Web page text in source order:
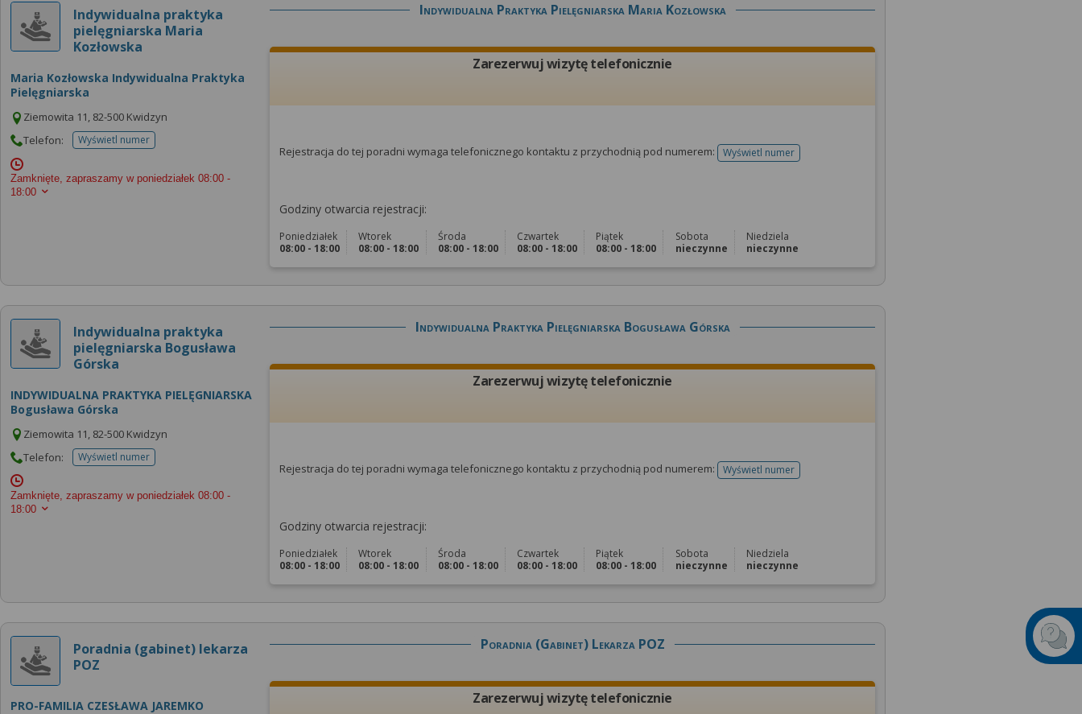
Indywidualna praktyka
pielęgniarska Maria
Kozłowska
Maria Kozłowska Indywidualna Praktyka
Pielęgniarska
Ziemowita 11, 82-500 Kwidzyn
Telefon:
Wyświetl numertelefonu do placowki
Zamknięte, zapraszamy w poniedziałek 08:00 -
18:00
Indywidualna Praktyka Pielęgniarska Maria Kozłowska
Zarezerwuj wizytę telefonicznie
Rejestracja do tej poradni wymaga telefonicznego kontaktu z przychodnią pod numerem: Wyświetl numertelefonu do rejestracji
Godziny otwarcia rejestracji:
Poniedziałek
08:00 - 18:00
Wtorek
08:00 - 18:00
Środa
08:00 - 18:00
Czwartek
08:00 - 18:00
Piątek
08:00 - 18:00
Sobota
nieczynne
Niedziela
nieczynne
Indywidualna praktyka
pielęgniarska Bogusława
Górska
INDYWIDUALNA PRAKTYKA PIELĘGNIARSKA
Bogusława Górska
Ziemowita 11, 82-500 Kwidzyn
Telefon:
Wyświetl numertelefonu do placowki
Zamknięte, zapraszamy w poniedziałek 08:00 -
18:00
Indywidualna Praktyka Pielęgniarska Bogusława Górska
Zarezerwuj wizytę telefonicznie
Rejestracja do tej poradni wymaga telefonicznego kontaktu z przychodnią pod numerem: Wyświetl numertelefonu do rejestracji
Godziny otwarcia rejestracji:
Poniedziałek
08:00 - 18:00
Wtorek
08:00 - 18:00
Środa
08:00 - 18:00
Czwartek
08:00 - 18:00
Piątek
08:00 - 18:00
Sobota
nieczynne
Niedziela
nieczynne
Poradnia (gabinet) lekarza
POZ
PRO-FAMILIA CZESŁAWA JAREMKO
Poradnia (gabinet) Lekarza POZ
Zarezerwuj wizytę telefonicznie